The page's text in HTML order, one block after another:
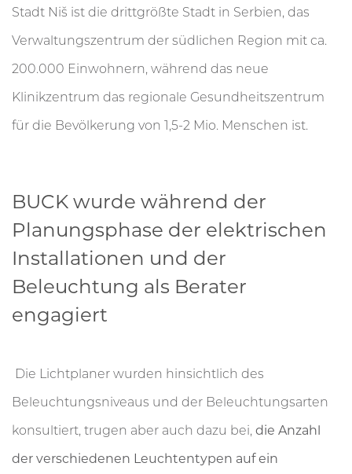
Stadt Niš ist die drittgrößte Stadt in Serbien, das
Verwaltungszentrum der südlichen Region mit ca.
200.000 Einwohnern, während das neue
Klinikzentrum das regionale Gesundheitszentrum
für die Bevölkerung von 1,5-2 Mio. Menschen ist.
BUCK wurde während der
Planungsphase der elektrischen
Installationen und der
Beleuchtung als Berater
engagiert
Die Lichtplaner wurden hinsichtlich des
Beleuchtungsniveaus und der Beleuchtungsarten
konsultiert, trugen aber auch dazu bei, die Anzahl
der verschiedenen Leuchtentypen auf ein